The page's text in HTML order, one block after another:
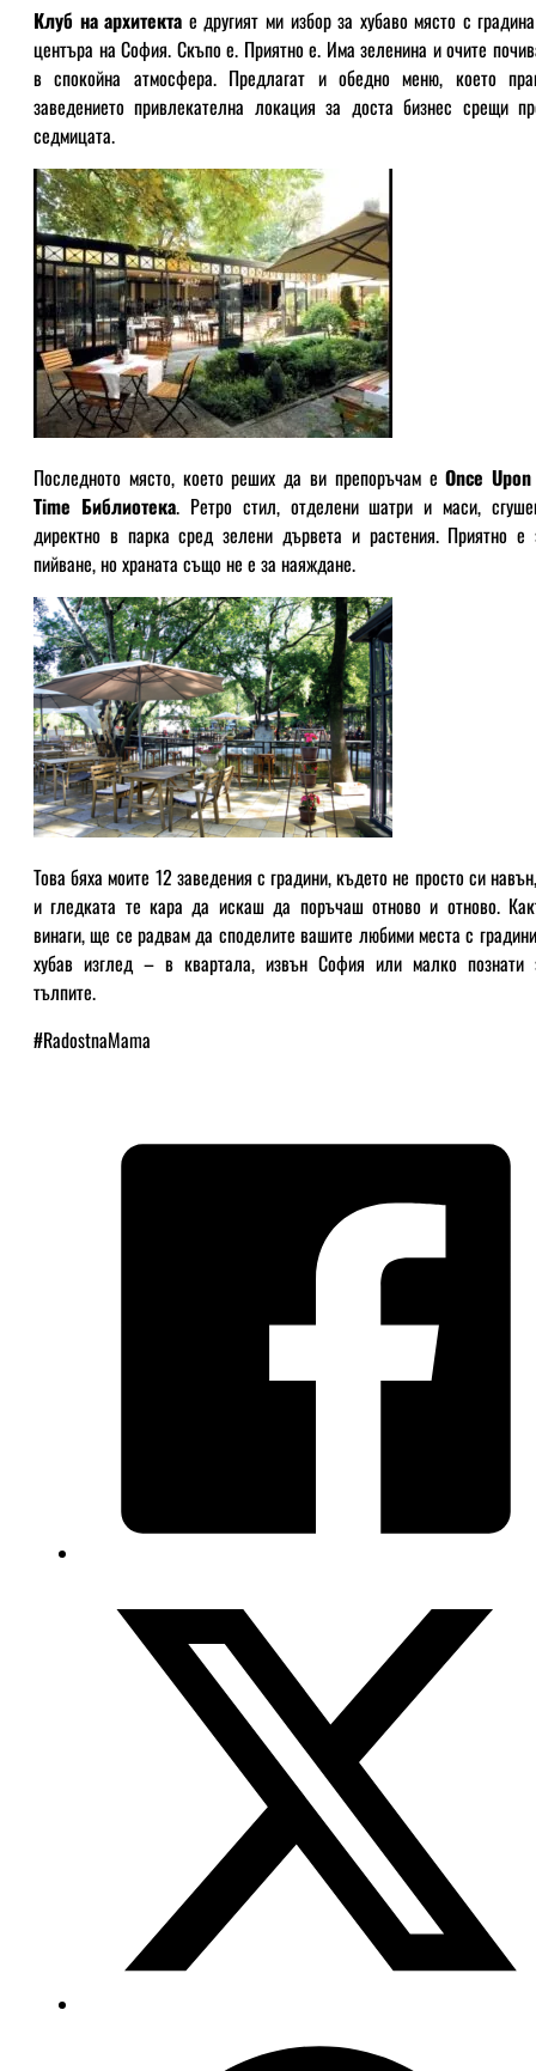
Клуб на архитекта е другият ми избор за хубаво място с
центъра на София. Скъпо е. Приятно е. Има зеленина и очите
в спокойна атмосфера. Предлагат и обедно меню, което
заведението привлекателна локация за доста бизнес срещи
седмицата.
Последното място, което реших да ви препоръчам еOnce
Time Библиотека. Ретро стил, отделени шатри и маси,
директно в парка сред зелени дървета и растения. Приятно е
пийване, но храната също не е за наяждане.
Това бяха моите 12 заведения с градини, където не просто си
и гледката те кара да искаш да поръчаш отново и отново.
винаги, ще се радвам да споделите вашите любими места с
хубав изглед – в квартала, извън София или малко познати
тълпите.
#RadostnaMama